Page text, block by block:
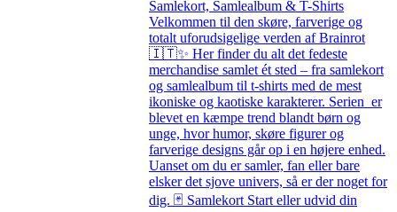
Samlekort, Samlealbum & T-Shirts
Velkommen til den skøre, farverige og
totalt uforudsigelige verden af Brainrot
🇮🇹✨ Her finder du alt det fedeste
merchandise samlet ét sted – fra samlekort
og samlealbum til t-shirts med de mest
ikoniske og kaotiske karakterer. Serien er
blevet en kæmpe trend blandt børn og
unge, hvor humor, skøre figurer og
farverige designs går op i en højere enhed.
Uanset om du er samler, fan eller bare
elsker det sjove univers, så er der noget for
dig. 🃏 Samlekort Start eller udvid din